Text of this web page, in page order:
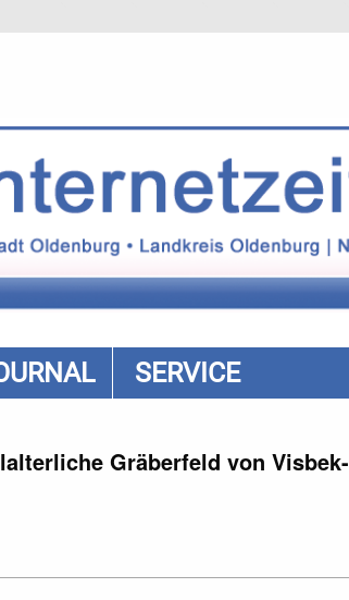
SERVICE
Gräberfeld von Visbek-